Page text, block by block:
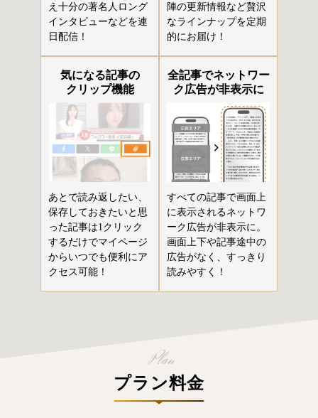
え十分の著名人ロング
インタビューなどを連
日配信！
陣の更新情報など贅沢
なラインナップを定期
的にお届け！
気になる記事の
クリップ機能
あとで読み返したい、
保存しておきたいと思
った記事は1クリック
するだけでマイページ
からいつでも便利にア
クセス可能！
全記事でネットワー
ク広告が非表示に
すべての記事で画面上
に表示されるネットワ
ーク広告が非表示に。
画面上下や記事途中の
広告がなく、すっきり
読みやすく！
プラン料金